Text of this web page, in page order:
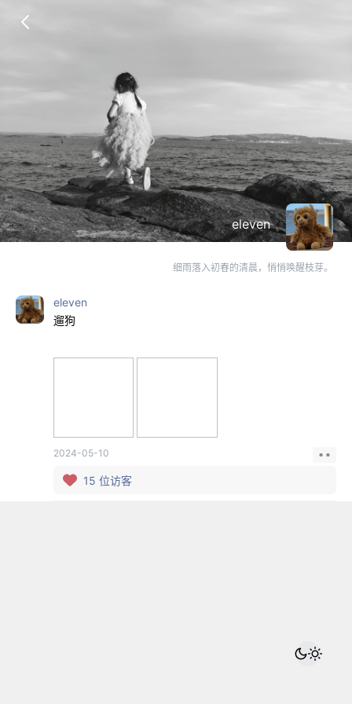
eleven
细雨落入初春的清晨，悄悄唤醒枝芽。
eleven
遛狗
2024-05-10
15 位访客